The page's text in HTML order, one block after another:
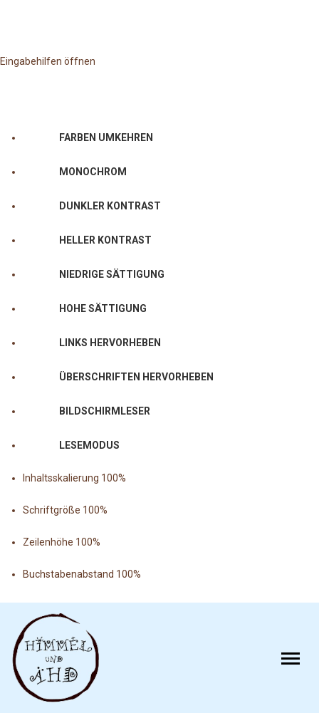
Eingabehilfen öffnen
FARBEN UMKEHREN
MONOCHROM
DUNKLER KONTRAST
HELLER KONTRAST
NIEDRIGE SÄTTIGUNG
HOHE SÄTTIGUNG
LINKS HERVORHEBEN
ÜBERSCHRIFTEN HERVORHEBEN
BILDSCHIRMLESER
LESEMODUS
Inhaltsskalierung 100%
Schriftgröße 100%
Zeilenhöhe 100%
Buchstabenabstand 100%